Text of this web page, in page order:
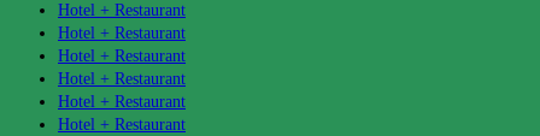
Hotel + Restaurant
Hotel + Restaurant
Hotel + Restaurant
Hotel + Restaurant
Hotel + Restaurant
Hotel + Restaurant